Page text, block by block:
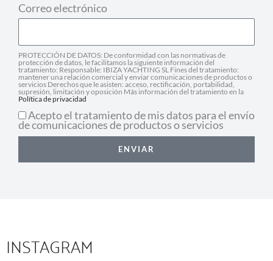
Correo electrónico
PROTECCIÓN DE DATOS: De conformidad con las normativas de
protección de datos, le facilitamos la siguiente información del
tratamiento: Responsable: IBIZA YACHTING SL Fines del tratamiento:
mantener una relación comercial y enviar comunicaciones de productos o
servicios Derechos que le asisten: acceso, rectificación, portabilidad,
supresión, limitación y oposición Más información del tratamiento en la
Política de privacidad
Acepto el tratamiento de mis datos para el envío
de comunicaciones de productos o servicios
ENVIAR
INSTAGRAM